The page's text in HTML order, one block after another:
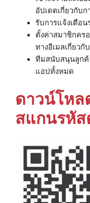
อัปเดตเกี่ยวกับก
รับการแจ้งเตือน
ตั้งค่าสมาชิกคร
ทางอีเมลเกี่ยวกั
ทีมสนับสนุนลูกค้
แอปทั้งหมด
ดาวน์โห
สแกนรหัส